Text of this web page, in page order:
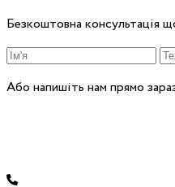
Безкоштовна консультація
Або напишіть нам прямо